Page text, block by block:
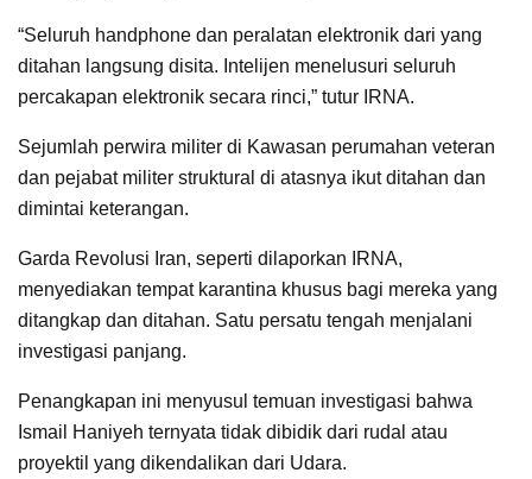
“Seluruh handphone dan peralatan elektronik dari yang
ditahan langsung disita. Intelijen menelusuri seluruh
percakapan elektronik secara rinci,” tutur IRNA.
Sejumlah perwira militer di Kawasan perumahan veteran
dan pejabat militer struktural di atasnya ikut ditahan dan
dimintai keterangan.
Garda Revolusi Iran, seperti dilaporkan IRNA,
menyediakan tempat karantina khusus bagi mereka yang
ditangkap dan ditahan. Satu persatu tengah menjalani
investigasi panjang.
Penangkapan ini menyusul temuan investigasi bahwa
Ismail Haniyeh ternyata tidak dibidik dari rudal atau
proyektil yang dikendalikan dari Udara.